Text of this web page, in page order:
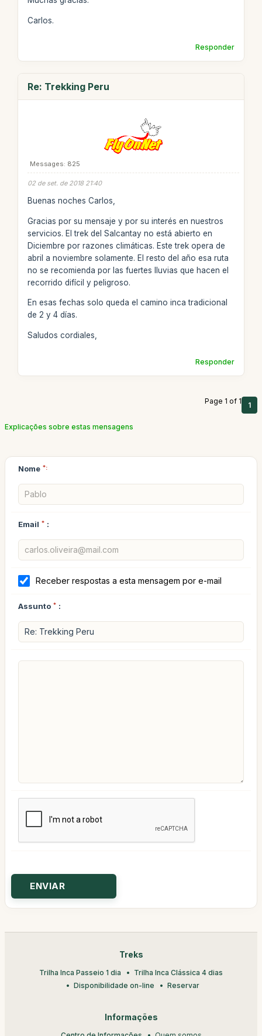
Carlos.
Responder
Re: Trekking Peru
Messages: 825
02 de set. de 2018 21:40
Buenas noches Carlos,
Gracias por su mensaje y por su interés en nuestros
servicios. El trek del Salcantay no está abierto en
Diciembre por razones climáticas. Este trek opera de
abril a noviembre solamente. El resto del año esa ruta
no se recomienda por las fuertes lluvias que hacen el
recorrido difícil y peligroso.
En esas fechas solo queda el camino inca tradicional
de 2 y 4 días.
Saludos cordiales,
Responder
Page 1 of 1 1
Explicações sobre estas mensagens
Nome *:
Email * :
Receber respostas a esta mensagem por e-mail
Assunto * :
Treks
Trilha Inca Passeio 1 dia
Trilha Inca Clássica 4 dias
Disponibilidade on-line
Reservar
Informações